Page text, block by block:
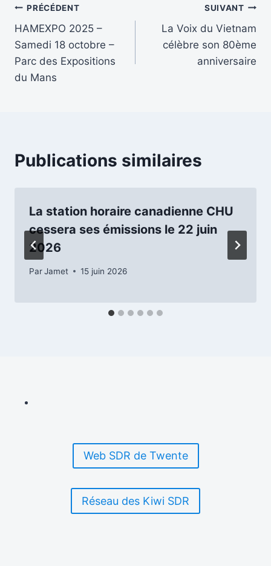
Navigation
de
l’article
PRÉCÉDENT
HAMEXPO 2025 –
Samedi 18 octobre –
Parc des Expositions
du Mans
SUIVANT
La Voix du Vietnam
célèbre son 80ème
anniversaire
Publications similaires
La station horaire canadienne CHU
cessera ses émissions le 22 juin
2026
ParJamet 15 juin 2026
Web SDR de Twente
Réseau des Kiwi SDR